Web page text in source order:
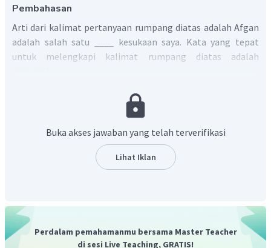
Pembahasan
Arti dari kalimat pertanyaan rumpang diatas adalah Afgan
adalah salah satu ____ kesukaan saya. Kata yang tepat
untuk melengkapi kalimat rumpang diatas adalah
Buka akses jawaban yang telah terverifikasi
Lihat Iklan
Perdalam pemahamanmu bersama Master Teacher
di sesi Live Teaching, GRATIS!